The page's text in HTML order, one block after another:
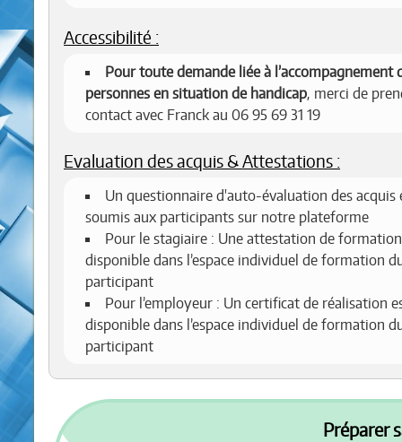
Accessibilité :
Pour toute demande liée à l’accompagnement
personnes en situation de handicap, merci de
contact avec Franck au 06 95 69 31 19
Evaluation des acquis & Attestations :
Un questionnaire d'auto-évaluation des acquis
soumis aux participants sur notre plateforme
Pour le stagiaire : Une attestation de
disponible dans l’espace individuel de formation
participant
Pour l’employeur : Un certificat de réalisation
disponible dans l’espace individuel de formation
participant
Préparer